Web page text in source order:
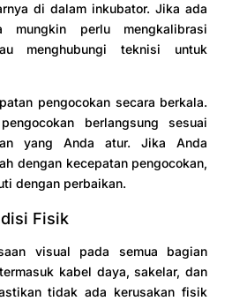
di dalam inkubator. Jika ada
mungkin perlu mengkalibrasi
menghubungi teknisi untuk
pengocokan secara berkala.
berlangsung sesuai
yang Anda atur. Jika Anda
dengan kecepatan pengocokan,
dengan perbaikan.
Fisik
visual pada semua bagian
kabel daya, sakelar, dan
tidak ada kerusakan fisik